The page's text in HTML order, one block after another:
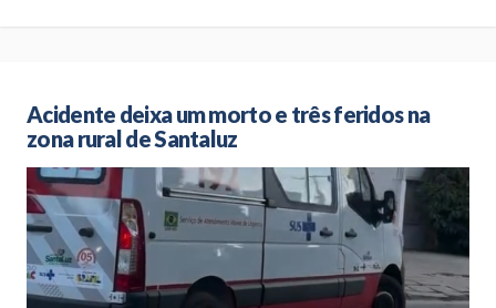
Acidente deixa um morto e três feridos na
zona rural de Santaluz